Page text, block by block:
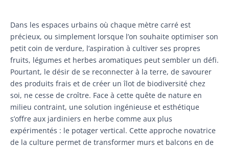
Dans les espaces urbains où chaque mètre carré est
précieux, ou simplement lorsque l’on souhaite optimiser son
petit coin de verdure, l’aspiration à cultiver ses propres
fruits, légumes et herbes aromatiques peut sembler un défi.
Pourtant, le désir de se reconnecter à la terre, de savourer
des produits frais et de créer un îlot de biodiversité chez
soi, ne cesse de croître. Face à cette quête de nature en
milieu contraint, une solution ingénieuse et esthétique
s’offre aux jardiniers en herbe comme aux plus
expérimentés : le potager vertical. Cette approche novatrice
de la culture permet de transformer murs et balcons en de